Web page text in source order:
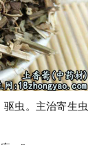
驱虫。主治寄生虫